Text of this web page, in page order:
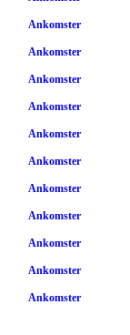
Ankomster
Ankomster
Ankomster
Ankomster
Ankomster
Ankomster
Ankomster
Ankomster
Ankomster
Ankomster
Ankomster